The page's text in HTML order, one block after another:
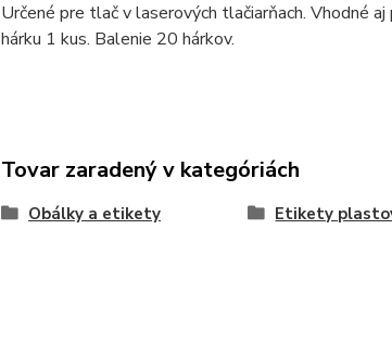
Určené pre tlač v laserových tlačiarňach. Vhodné
hárku 1 kus. Balenie 20 hárkov.
Tovar zaradený v kategóriách
Obálky a etikety Etikety